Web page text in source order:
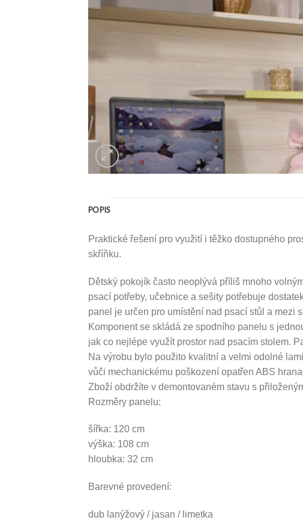
POPIS
Praktické řešení pro využití i těžko dostupného
skříňku.
Dětský pokojík často neoplývá příliš mnoho
psací potřeby, učebnice a sešity potřebuje
panel je určen pro umístění nad psací stůl a mezi
Komponent se skládá ze spodního panelu s
jak co nejlépe využít prostor nad psacím stolem.
Na výrobu bylo použito kvalitní a velmi odolné
vůči mechanickému poškození opatřen ABS
Zboží obdržíte v demontovaném stavu s
Rozměry panelu:
šířka: 120 cm
výška: 108 cm
hloubka: 32 cm
Barevné provedení:
dub lanýžový / jasan / limetka